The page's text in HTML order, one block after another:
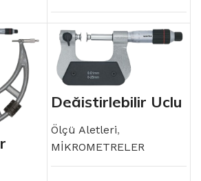
Değiştirlebilir Uçlu
Mikrometre
Ölçü Aletleri,
MİKROMETRELER